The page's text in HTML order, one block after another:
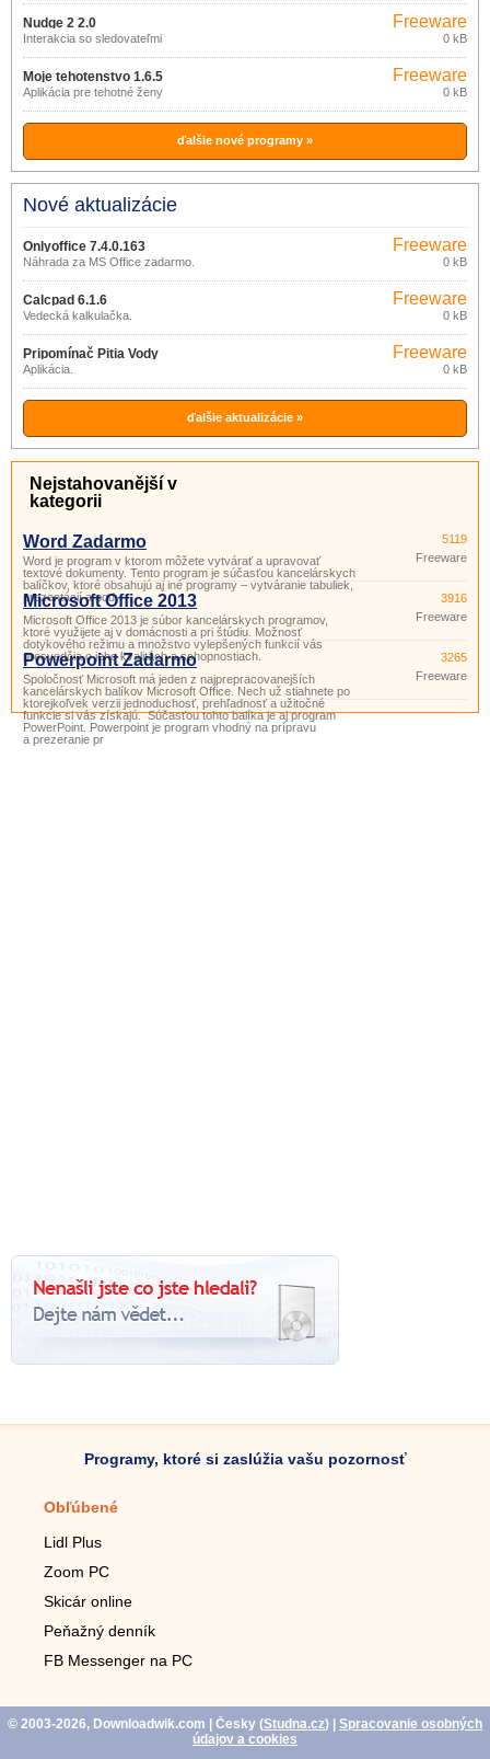
Nudge 2 2.0
Interakcia so sledovateľmi
Freeware
0 kB
Moje tehotenstvo 1.6.5
Aplikácia pre tehotné ženy
Freeware
0 kB
ďalšie nové programy »
Nové aktualizácie
Onlyoffice 7.4.0.163
Náhrada za MS Office zadarmo.
Freeware
0 kB
Calcpad 6.1.6
Vedecká kalkulačka.
Freeware
0 kB
Pripomínač Pitia Vody
Aplikácia.
Freeware
0 kB
ďalšie aktualizácie »
Nejstahovanější v
kategorii
Word Zadarmo
Word je program v ktorom môžete vytvárať a upravovať
textové dokumenty. Tento program je súčasťou kancelárskych
balíčkov, ktoré obsahujú aj iné programy – vytváranie tabuliek,
prezentácií a pod.
5119
Freeware
Microsoft Office 2013
Microsoft Office 2013 je súbor kancelárskych programov,
ktoré využijete aj v domácnosti a pri štúdiu. Možnosť
dotykového režimu a množstvo vylepšených funkcií vás
presvedčia o jeho kvalitách a schopnostiach.
3916
Freeware
Powerpoint Zadarmo
Spoločnosť Microsoft má jeden z najprepracovanejších
kancelárskych balíkov Microsoft Office. Nech už stiahnete po
ktorejkoľvek verzii jednoduchosť, prehľadnosť a užitočné
funkcie si vás získajú. Súčasťou tohto balíka je aj program
PowerPoint. Powerpoint je program vhodný na prípravu
a prezeranie pr
3265
Freeware
Programy, ktoré si zaslúžia vašu pozornosť
Obľúbené
Lidl Plus
Zoom PC
Skicár online
Peňažný denník
FB Messenger na PC
© 2003-2026, Downloadwik.com | Česky (Studna.cz)
Spracovanie osobných
údajov a cookies